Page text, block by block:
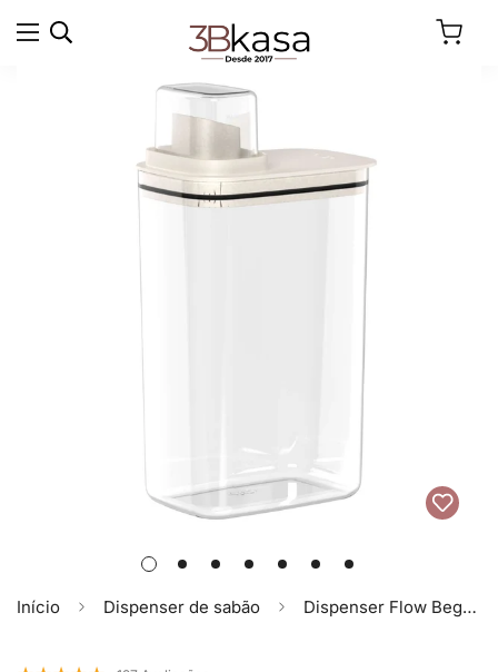
Início Dispenser de sabão Dispenser Flow Bege 2,3L - Ou